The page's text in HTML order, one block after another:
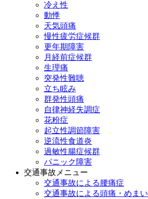
冷え性
動悸
天気頭痛
慢性疲労症候群
更年期障害
月経前症候群
生理痛
突発性難聴
立ち眩み
群発性頭痛
自律神経失調症
花粉症
起立性調節障害
逆流性食道炎
過敏性腸症候群
パニック障害
交通事故メニュー
交通事故による腰痛症
交通事故による頭痛・めまい